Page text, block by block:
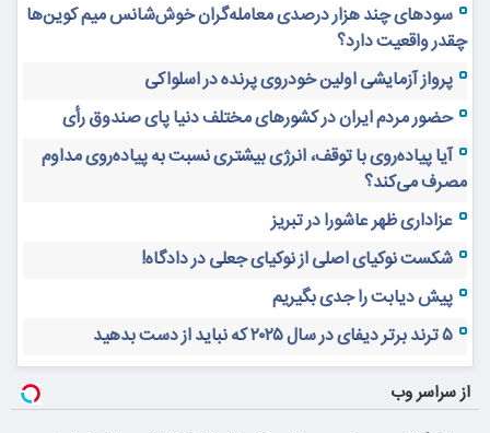
سودهای چند هزار درصدی معامله‌گران خوش‌شانس میم کوین‌ها
چقدر واقعیت دارد؟
پرواز آزمایشی اولین خودروی پرنده در اسلواکی
حضور مردم ایران در کشورهای مختلف دنیا پای صندوق رأی
آیا پیاده‌روی با توقف، انرژی بیشتری نسبت به پیاده‌روی مداوم
مصرف می‌کند؟
عزاداری ظهر عاشورا در تبریز
شکست نوکیای اصلی از نوکیای جعلی در دادگاه!
پیش دیابت را جدی بگیریم
۵ ترند برتر دیفای در سال ۲۰۲۵ که نباید از دست بدهید
از سراسر وب